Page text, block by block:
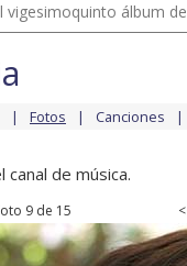
vigesimoquinto álbum
Fotos Canciones
de música.
9 de 15